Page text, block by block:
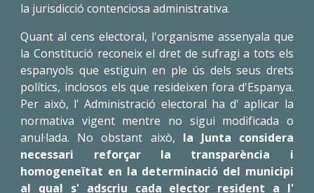
la jurisdicció contenciosa administrativa.
Quant al cens electoral, l'organisme assenyala que
la Constitució reconeix el dret de sufragi a tots els
espanyols que estiguin en ple ús dels seus drets
polítics, inclosos els que resideixen fora d'Espanya.
Per això, l' Administració electoral ha d' aplicar la
normativa vigent mentre no sigui modificada o
anul·lada. No obstant això, la Junta considera
necessari reforçar la transparència i
homogeneïtat en la determinació del municipi
al qual s' adscriu cada elector resident a l'